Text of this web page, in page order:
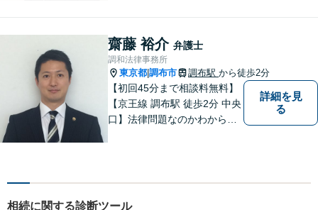
齋藤 裕介 弁護士
調和法律事務所
東京都 調布市 調布駅 から徒歩2分
【初回45分まで相談料無料】
【京王線 調布駅 徒歩2分 中央
口】法律問題なのかわからな
能です。 おひとりで悩まず、
詳細を見
る
相続に関する診断ツール